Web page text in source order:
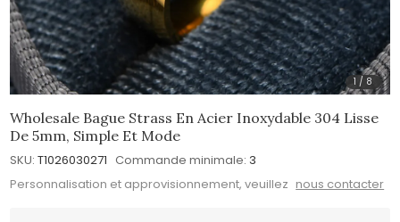
1 / 8
Wholesale Bague Strass En Acier Inoxydable 304 Lisse
De 5mm, Simple Et Mode
SKU: T1026030271 Commande minimale: 3
Personnalisation et approvisionnement, veuillez nous contacter